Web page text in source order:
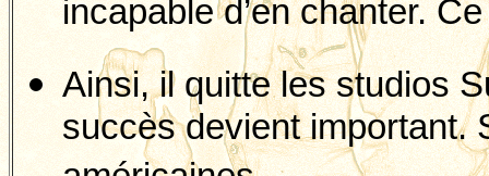
incapable d’en chanter.
Ainsi, il quitte les studios
succès devient important.